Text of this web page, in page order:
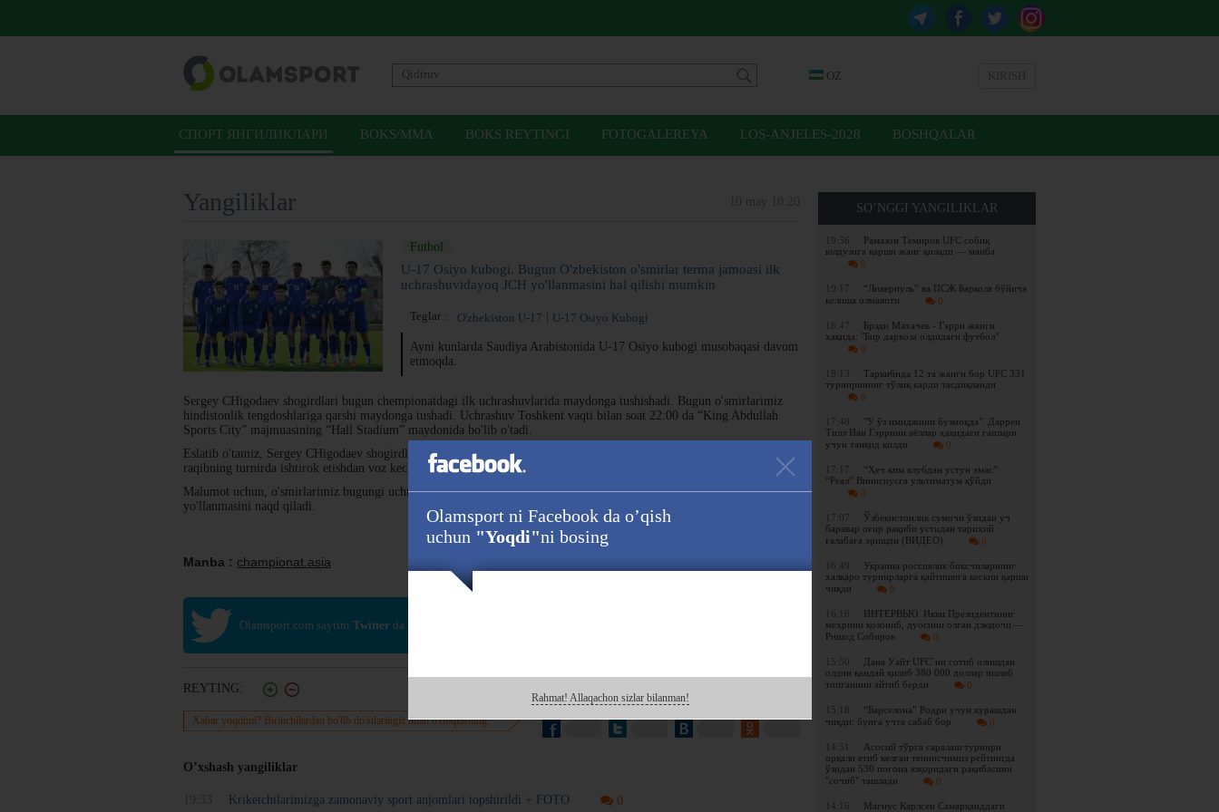
OZ
СПОРТ ЯНГИЛИКЛАРИ BOKS/MMA BOKS REYTINGI FOTOGALEREYA LOS-ANJELES-2028 BOSHQALAR
SO’NGGI YANGILIKLAR
19:56
Рамазон Темиров UFC собиқ
юлдузига қарши жанг қилади — манба
0
19:17
“Ливерпуль” ва ПСЖ Барколя бўйича
келиша олмаяпти
0
18:47
Брэди Махачев - Гэрри жанги
ҳақида: "Бир дарвоза олдидаги футбол"
0
18:13
Таркибида 12 та жанги бор UFC 331
турнирининг тўлиқ карди тасдиқланди
0
17:48
"У ўз имиджини бузмоқда". Даррен
Тилл Иан Гэррини аёллар ҳақидаги гаплари
учун танқид қилди
0
17:17
“Ҳеч ким клубдан устун эмас”:
“Реал” Винисиусга ультиматум қўйди
0
17:07
Ўзбекистонлик сумочи ўзидан уч
баравар оғир рақиби устидан тарихий
ғалабага эришди (ВИДЕО)
0
16:49
Украина россиялик боксчиларнинг
халқаро турнирларга қайтишига кескин қарши
чиқди
0
16:16
ИНТЕРВЬЮ. Икки Президентнинг
меҳрини қозониб, дуосини олган дзюдочи —
Ришод Собиров
0
15:50
Дана Уайт UFC`ни сотиб олишдан
олдин қандай қилиб 380 000 доллар ишлаб
топганини айтиб берди
0
15:18
“Барселона” Родри учун курашдан
чиқди: бунга учта сабаб бор
0
14:51
Асосий тўрга саралаш турнири
орқали етиб келган теннисчимиз рейтингда
ўзидан 530 поғона юқоридаги рақибасини
"сочиб" ташлади
0
14:16
Магнус Карлсен Самарқанддаги
Yangiliklar
Futbol
U-17 Osiyo kubogi. Bugun O'zbekiston o'smirlar terma jamoasi ilk
uchrashuvidayoq JCH yo'llanmasini hal qilishi mumkin
Teglar : O'zbekiston U-17 U-17 Osiyo Kubogi
Ayni kunlarda Saudiya Arabistonida U-17 Osiyo kubogi musobaqasi davom
etmoqda.
Sergey CHigodaev shogirdlari bugun chempionatdagi ilk uchrashuvlarida maydonga tushishadi. Bugun o'smirlarimiz
hindistonlik tengdoshlariga qarshi maydonga tushadi. Uchrashuv Toshkent vaqti bilan soat 22:00 da “King Abdullah
Sports City” majmuasining “Hall Stadium” maydonida bo'lib o'tadi.
Eslatib o'tamiz, Sergey CHigodaev shogirdlari ilk turda SHimoliy Koreya bilan bahs olib borishi kerak edi. Biroq
raqibning turnirda ishtirok etishdan voz kechgani sababli o'yin bekor qilingan.
Malumot uchun, o'smirlarimiz bugungi uchrashuvda g'alaba qozonsa, joriy yil Qatarda bo'lib o'tadigan JCH
yo'llanmasini naqd qiladi.
Havola :
Manba : championat.asia
Olamsport.com saytini Twitter da ham kuzating!
REYTING:
Xabar yoqdimi? Birinchilardan bo'lib do'stlaringiz bilan o'rtoqlashing!
O’xshash yangiliklar
Kriketchilarimizga zamonaviy sport anjomlari topshirildi + FOTO 0
Olamsport ni Facebook da o’qish
uchun "Yoqdi"ni bosing
Rahmat! Allaqachon sizlar bilanman!